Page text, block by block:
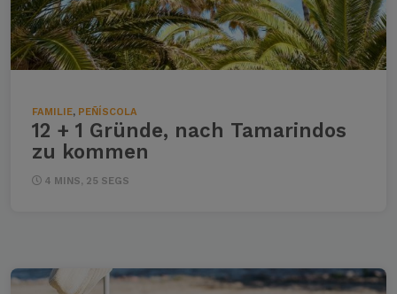
FAMILIE, PEÑÍSCOLA
12 + 1 Gründe, nach Tamarindos
zu kommen
4 MINS, 25 SEGS